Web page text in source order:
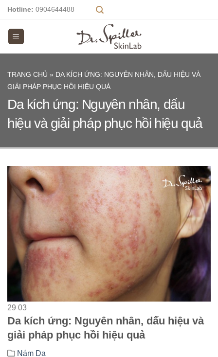
Skip
content
Hotline: 0904644488
TRANG CHỦ » DA KÍCH ỨNG: NGUYÊN NHÂN, DẤU HIỆU VÀ
GIẢI PHÁP PHỤC HỒI HIỆU QUẢ
Da kích ứng: Nguyên nhân, dấu
hiệu và giải pháp phục hồi hiệu quả
29 03
Da kích ứng: Nguyên nhân, dấu hiệu và
giải pháp phục hồi hiệu quả
Nám Da